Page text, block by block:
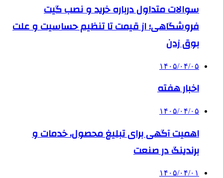
سوالات متداول درباره خرید و نصب گیت
فروشگاهی؛ از قیمت تا تنظیم حساسیت و علت
بوق زدن
۱۴۰۵/۰۴/۰۵
اخبار هفته
۱۴۰۵/۰۴/۰۵
اهمیت آگهی برای تبلیغ محصول، خدمات و
برندینگ در صنعت
۱۴۰۵/۰۴/۰۱